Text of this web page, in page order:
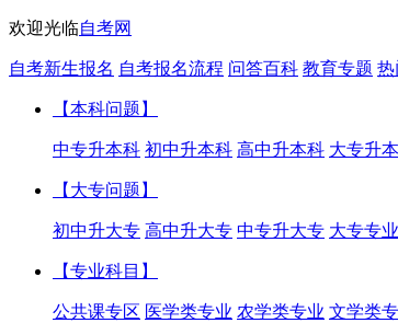
欢迎光临自考网
自考新生报名 自考报名流程 问答百科 教育专题 热
【本科问题】
中专升本科 初中升本科 高中升本科 大专升
【大专问题】
初中升大专 高中升大专 中专升大专 大专专业
【专业科目】
公共课专区 医学类专业 农学类专业 文学类